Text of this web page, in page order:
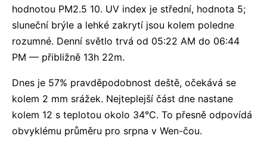
hodnotou PM2.5 10. UV index je střední, hodnota 5;
sluneční brýle a lehké zakrytí jsou kolem poledne
rozumné. Denní světlo trvá od 05:22 AM do 06:44
PM — přibližně 13h 22m.
Dnes je 57% pravděpodobnost deště, očekává se
kolem 2 mm srážek. Nejteplejší část dne nastane
kolem 12 s teplotou okolo 34°C. To přesně odpovídá
obvyklému průměru pro srpna v Wen-čou.